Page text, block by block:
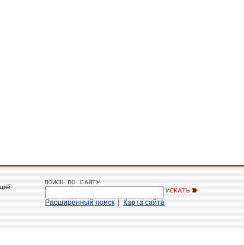
Расширенный поиск Карта сайта